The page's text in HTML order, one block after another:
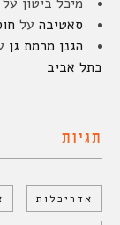
סאטיבה על
הגנן מרמת גן
בתל אביב
תגיות
אדריכלות